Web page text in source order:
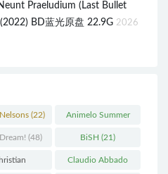
Praeludium (Last Bullet
BD蓝光原盘 22.9G 2026
(22) Animelo Summer
Live (34)
(48) BiSH (21)
Claudio Abbado